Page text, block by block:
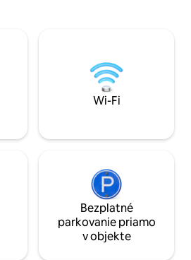
slnka, ako aj
Ioannis a
jedlo, ktoré si
elektrické
potrebovať.
Wi-Fi
Bezplatné
parkovanie priamo
v objekte